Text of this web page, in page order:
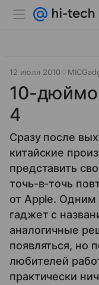
12 июля 2010
10-
4
Сразу после
китайские
представить
точь-в-точь
от Apple. Одним
гаджет с
аналогичные
появляться, но
любителей
практически